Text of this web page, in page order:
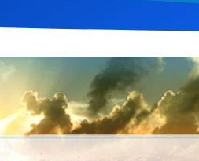
Download